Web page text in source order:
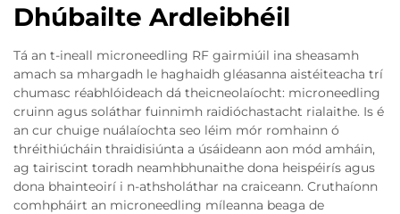
Dhúbailte Ardleibhéil
Tá an t-ineall microneedling RF gairmiúil ina sheasamh
amach sa mhargadh le haghaidh gléasanna aistéiteacha trí
chumasc réabhlóideach dá theicneolaíocht: microneedling
cruinn agus soláthar fuinnimh raidióchastacht rialaithe. Is é
an cur chuige nuálaíochta seo léim mór romhainn ó
thréithiúcháin thraidisiúnta a úsáideann aon mód amháin,
ag tairiscint toradh neamhbhunaithe dona heispéirís agus
dona bhainteoirí i n-athsholáthar na craiceann. Cruthaíonn
comhpháirt an microneedling míleanna beaga de